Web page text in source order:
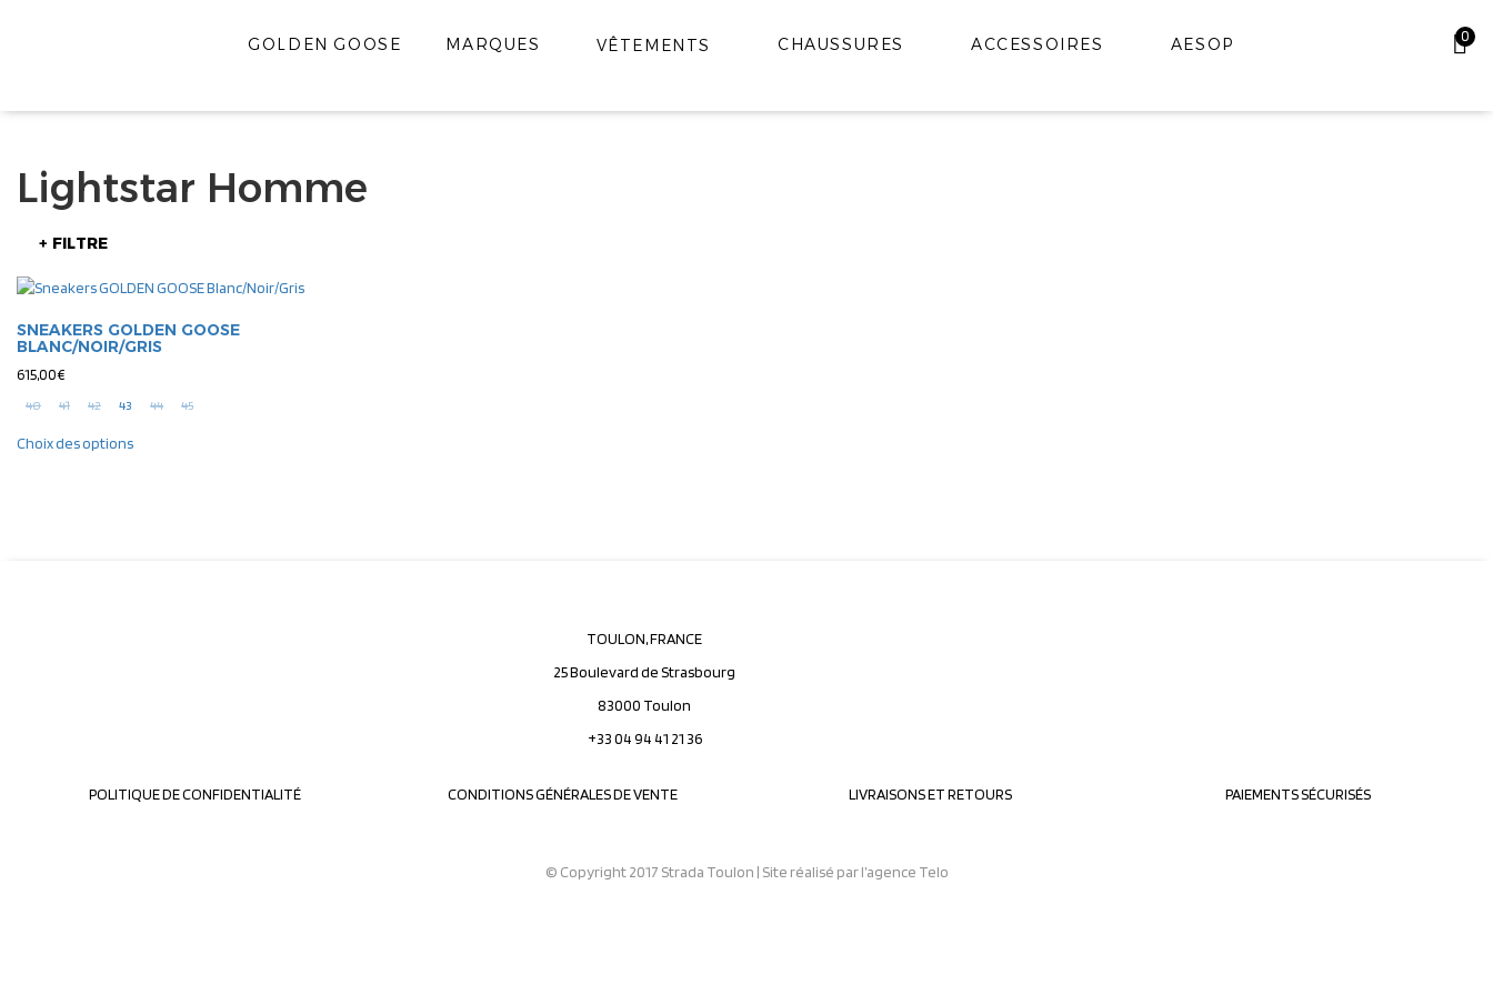
GOLDEN GOOSE MARQUES VÊTEMENTS CHAUSSURES ACCESSOIRES AESOP 0
Lightstar Homme
+ FILTRE
SNEAKERS GOLDEN GOOSE
BLANC/NOIR/GRIS
615,00€
40
41 42 43 44 45
Choix des options
TOULON, FRANCE
25 Boulevard de Strasbourg
83000 Toulon
+33 04 94 41 21 36
POLITIQUE DE CONFIDENTIALITÉ CONDITIONS GÉNÉRALES DE VENTE LIVRAISONS ET RETOURS PAIEMENTS SÉCURISÉS
© Copyright 2017 Strada Toulon | Site réalisé parl’agence Telo